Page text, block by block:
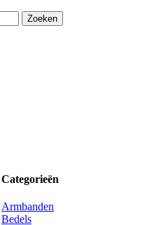
Categorieën
Armbanden
Bedels